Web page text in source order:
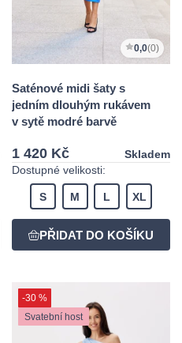
0,0(0)
Saténové midi šaty s
jedním dlouhým rukávem
v sytě modré barvě
1 420 Kč
Skladem
Dostupné velikosti:
S M L XL
-30 %
Svatební host